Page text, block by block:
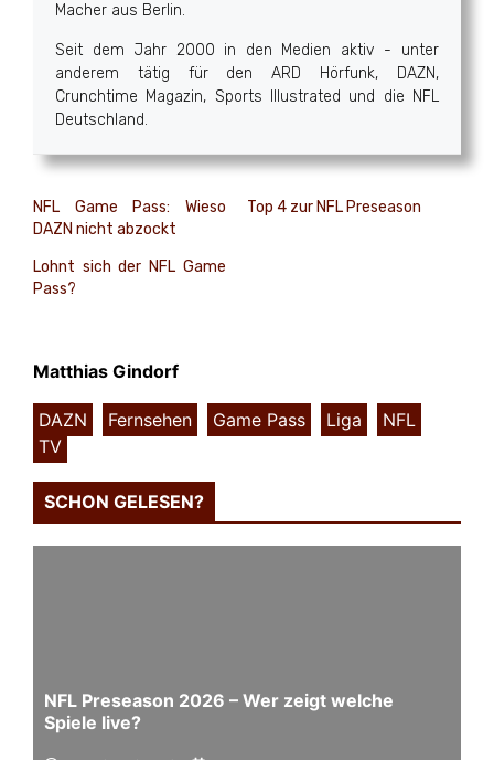
Macher aus Berlin.
Seit dem Jahr 2000 in den Medien aktiv - unter
anderem tätig für den ARD Hörfunk, DAZN,
Crunchtime Magazin, Sports Illustrated und die NFL
Deutschland.
NFL Game Pass: Wieso
DAZN nicht abzockt
Top 4 zur NFL Preseason
Lohnt sich der NFL Game
Pass?
Matthias Gindorf
DAZN Fernsehen Game Pass Liga NFL
TV
SCHON GELESEN?
NFL Preseason 2026 – Wer zeigt welche
Spiele live?